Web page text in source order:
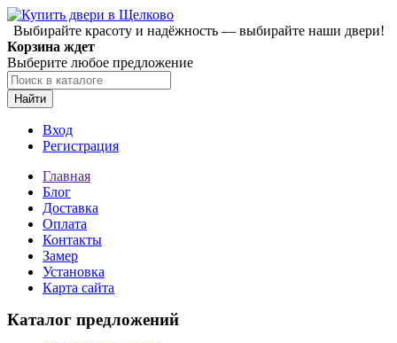
Выбирайте красоту и надёжность — выбирайте наши двери!
Корзина ждет
Выберите любое предложение
Найти
Вход
Регистрация
Главная
Блог
Доставка
Оплата
Контакты
Замер
Установка
Карта сайта
Каталог предложений